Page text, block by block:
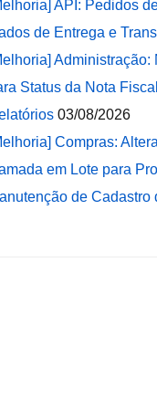
API: Pedidos
de Entrega e
Status da Nota
03/08/2026
Compras:
em Lote para
de Cadastro